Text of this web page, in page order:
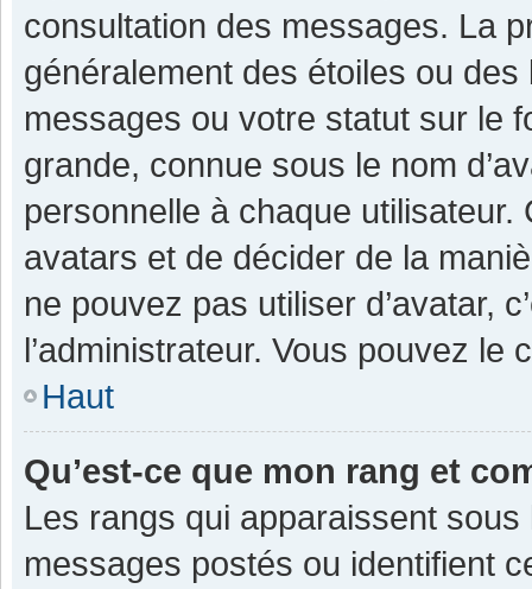
consultation des messages. La
généralement des étoiles ou
messages ou votre statut sur le
grande, connue sous le nom
personnelle à chaque utilisateur.
avatars et de décider de la
ne pouvez pas utiliser d’avatar,
l’administrateur. Vous pouvez
Haut
Qu’est-ce que mon rang et
Les rangs qui apparaissent
messages postés ou identifient